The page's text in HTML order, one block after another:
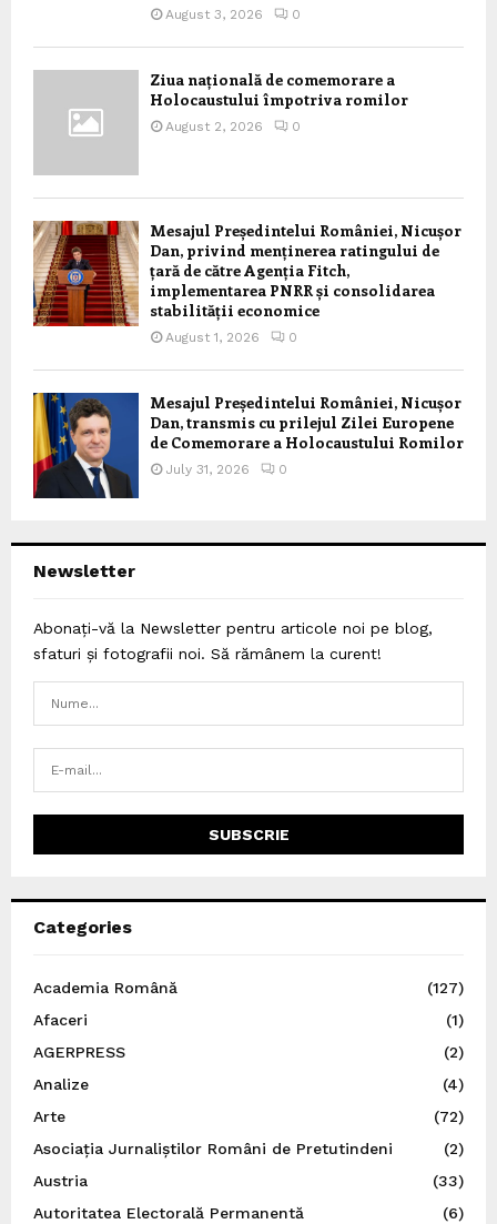
August 3, 2026 0
Ziua națională de comemorare a
Holocaustului împotriva romilor
August 2, 2026 0
Mesajul Președintelui României, Nicușor
Dan, privind menținerea ratingului de
țară de către Agenția Fitch,
implementarea PNRR și consolidarea
stabilității economice
August 1, 2026 0
Mesajul Președintelui României, Nicușor
Dan, transmis cu prilejul Zilei Europene
de Comemorare a Holocaustului Romilor
July 31, 2026 0
Newsletter
Abonați-vă la Newsletter pentru articole noi pe blog,
sfaturi și fotografii noi. Să rămânem la curent!
Categories
Academia Română
(127)
Afaceri
(1)
AGERPRESS
(2)
Analize
(4)
Arte
(72)
Asociația Jurnaliștilor Români de Pretutindeni
(2)
Austria
(33)
Autoritatea Electorală Permanentă
(6)